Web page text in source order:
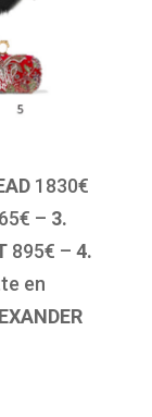
1830€
– 3.
895€ – 4.
en